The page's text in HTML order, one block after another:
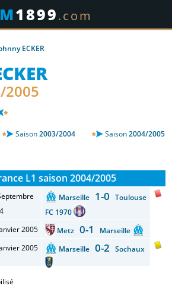
1899.com
ECKER
2005
Saison2003/2004 Saison2004/2005
L1 saison 2004/2005
Marseille 1-0 Toulouse
FC 1970
2005 Metz0-1
Marseille
2005 Marseille 0-2 Sochaux